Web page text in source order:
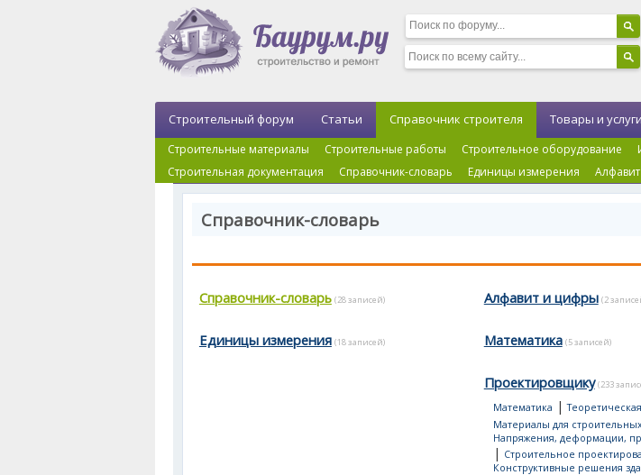
Строительный форум Статьи Справочник строителя
Строительные материалы Строительные работы Строительное оборудование
Строительная документация
Справочник-словарь Единицы измерения
Товары и услуги
Справочник-словарь
Справочник-словарь (28 записей)
Единицы измерения (18 записей)
Алфавит и цифры (2
Математика (5 записей)
Проектировщику (233
Математика |
Материалы для
Напряжения, деформации,
| Строительное
Конструктивные решения